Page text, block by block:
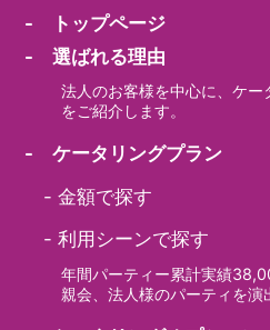
- トップページ
- 選ばれる理由
法人のお客様を中心に、ケー
をご紹介します。
- ケータリングプラン
-金額で探す
-利用シーンで探す
年間パーティー累計実績
親会、法人様のパーティを演